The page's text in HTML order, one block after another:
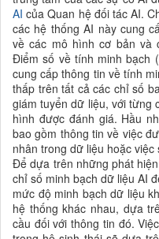
AI của Quan hệ đối tác AI.
các hệ thống AI này cung
về các mô hình cơ bản và
Điểm số về tính minh bạch
cung cấp thông tin về tính
thấp trên tất cả các chỉ số
giám tuyển dữ liệu, với từng
hình được đánh giá. Hầu
bao gồm thông tin về việc
nhân trong dữ liệu hoặc
Để dựa trên những phát
chỉ số minh bạch dữ liệu AI
mức độ minh bạch dữ liệu
hệ thống khác nhau, dựa
cầu đối với thông tin đó.